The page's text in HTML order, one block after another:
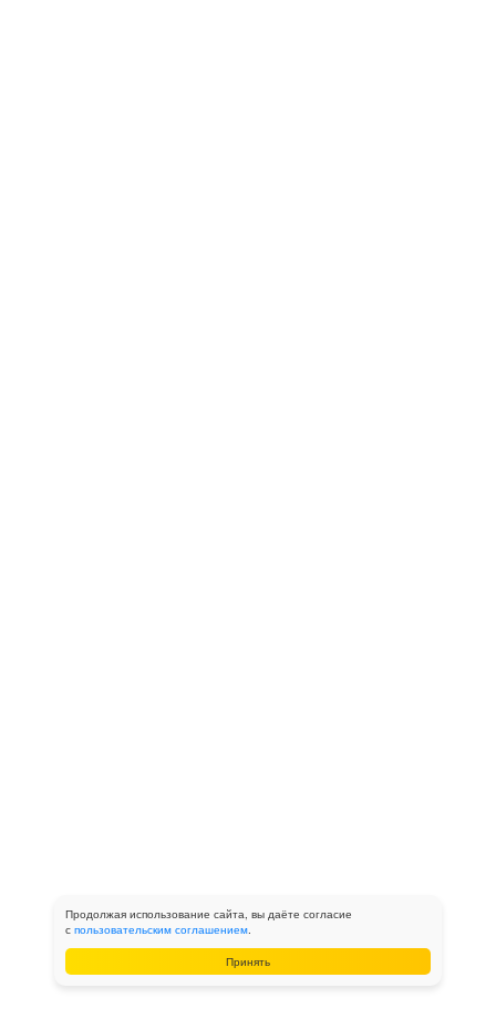
Продолжая использование сайта, вы даёте согласие
с пользовательским соглашением.
Принять